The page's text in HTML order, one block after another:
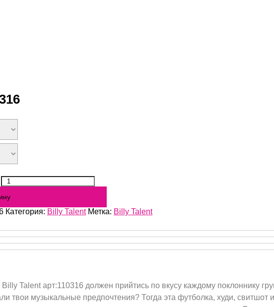
Категория: Billy Talent Метка: Billy Talent
Talent арт:110316 должен прийтись по вкусу каждому поклоннику
твои музыкальные предпочтения? Тогда эта футболка, худи,